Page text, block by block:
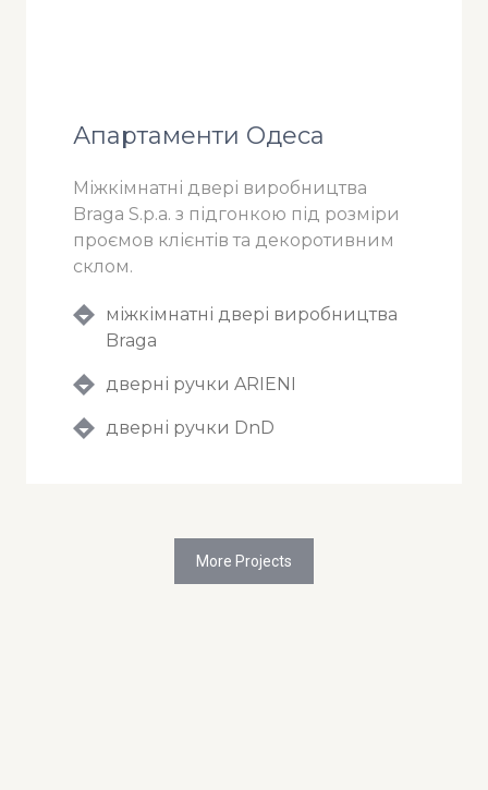
Апартаменти Одеса
Міжкімнатні двері виробництва
Braga S.p.a. з підгонкою під розміри
проємов клієнтів та декоротивним
склом.
міжкімнатні двері виробництва
Braga
дверні ручки ARIENI
дверні ручки DnD
More Projects